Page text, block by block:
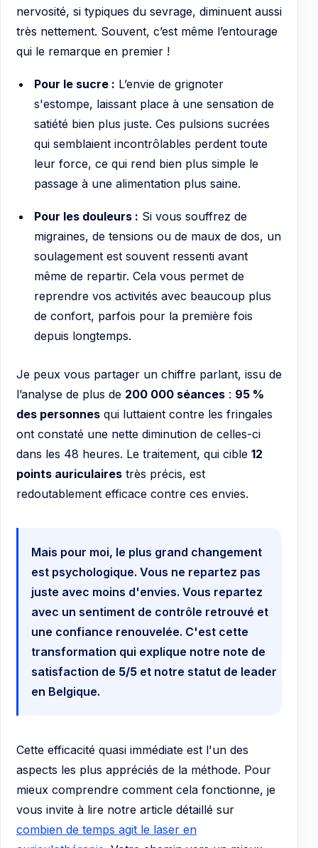
nervosité, si typiques du sevrage, diminuent aussi
très nettement. Souvent, c’est même l’entourage
qui le remarque en premier !
Pour le sucre : L’envie de grignoter
s'estompe, laissant place à une sensation de
satiété bien plus juste. Ces pulsions sucrées
qui semblaient incontrôlables perdent toute
leur force, ce qui rend bien plus simple le
passage à une alimentation plus saine.
Pour les douleurs : Si vous souffrez de
migraines, de tensions ou de maux de dos, un
soulagement est souvent ressenti avant
même de repartir. Cela vous permet de
reprendre vos activités avec beaucoup plus
de confort, parfois pour la première fois
depuis longtemps.
Je peux vous partager un chiffre parlant, issu de
l’analyse de plus de 200 000 séances : 95 %
des personnes qui luttaient contre les fringales
ont constaté une nette diminution de celles-ci
dans les 48 heures. Le traitement, qui cible 12
points auriculaires très précis, est
redoutablement efficace contre ces envies.
Mais pour moi, le plus grand changement
est psychologique. Vous ne repartez pas
juste avec moins d'envies. Vous repartez
avec un sentiment de contrôle retrouvé et
une confiance renouvelée. C'est cette
transformation qui explique notre note de
satisfaction de 5/5 et notre statut de leader
en Belgique.
Cette efficacité quasi immédiate est l'un des
aspects les plus appréciés de la méthode. Pour
mieux comprendre comment cela fonctionne, je
vous invite à lire notre article détaillé sur
combien de temps agit le laser en